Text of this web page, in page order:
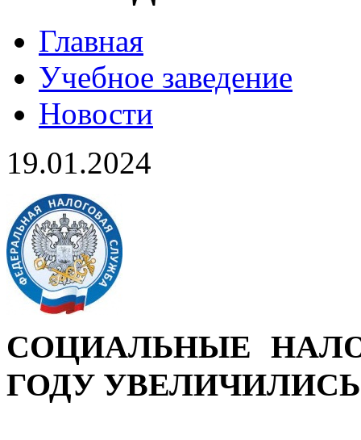
Главная
Учебное заведение
Новости
19.01.2024
СОЦИАЛЬНЫЕ
ГОДУ УВЕЛИЧИЛИСЬ